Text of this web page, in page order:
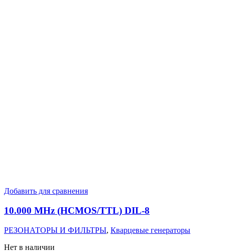
Добавить для сравнения
10.000 MHz (HCMOS/TTL) DIL-8
РЕЗОНАТОРЫ И ФИЛЬТРЫ, Кварцевые генераторы
Нет в наличии